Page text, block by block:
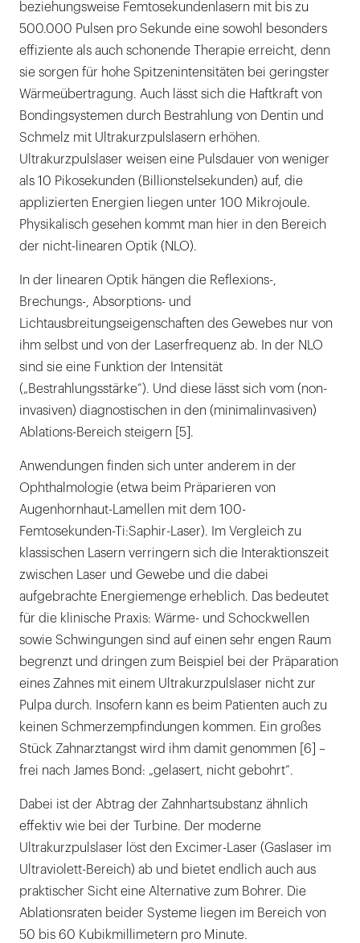
beziehungsweise Femtosekundenlasern mit bis zu
500.000 Pulsen pro Sekunde eine sowohl besonders
effiziente als auch schonende Therapie erreicht, denn
sie sorgen für hohe Spitzenintensitäten bei geringster
Wärmeübertragung. Auch lässt sich die Haftkraft von
Bondingsystemen durch Bestrahlung von Dentin und
Schmelz mit Ultrakurzpulslasern erhöhen.
Ultrakurzpulslaser weisen eine Pulsdauer von weniger
als 10 Pikosekunden (Billionstelsekunden) auf, die
applizierten Energien liegen unter 100 Mikrojoule.
Physikalisch gesehen kommt man hier in den Bereich
der nicht-linearen Optik (NLO).
In der linearen Optik hängen die Reflexions-,
Brechungs-, Absorptions- und
Lichtausbreitungseigenschaften des Gewebes nur von
ihm selbst und von der Laserfrequenz ab. In der NLO
sind sie eine Funktion der Intensität
(„Bestrahlungsstärke“). Und diese lässt sich vom (non-
invasiven) diagnostischen in den (minimalinvasiven)
Ablations-Bereich steigern [5].
Anwendungen finden sich unter anderem in der
Ophthalmologie (etwa beim Präparieren von
Augenhornhaut-Lamellen mit dem 100-
Femtosekunden-Ti:Saphir-Laser). Im Vergleich zu
klassischen Lasern verringern sich die Interaktionszeit
zwischen Laser und Gewebe und die dabei
aufgebrachte Energiemenge erheblich. Das bedeutet
für die klinische Praxis: Wärme- und Schockwellen
sowie Schwingungen sind auf einen sehr engen Raum
begrenzt und dringen zum Beispiel bei der Präparation
eines Zahnes mit einem Ultrakurzpulslaser nicht zur
Pulpa durch. Insofern kann es beim Patienten auch zu
keinen Schmerzempfindungen kommen. Ein großes
Stück Zahnarztangst wird ihm damit genommen [6] –
frei nach James Bond: „gelasert, nicht gebohrt“.
Dabei ist der Abtrag der Zahnhartsubstanz ähnlich
effektiv wie bei der Turbine. Der moderne
Ultrakurzpulslaser löst den Excimer-Laser (Gaslaser im
Ultraviolett-Bereich) ab und bietet endlich auch aus
praktischer Sicht eine Alternative zum Bohrer. Die
Ablationsraten beider Systeme liegen im Bereich von
50 bis 60 Kubikmillimetern pro Minute.